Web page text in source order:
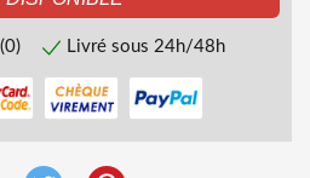
Livré sous 24h/48h